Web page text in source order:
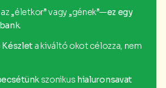
„életkor” vagy „gének”—ez egy
a kiváltó okot célozza, nem
szonikus hialuronsavat